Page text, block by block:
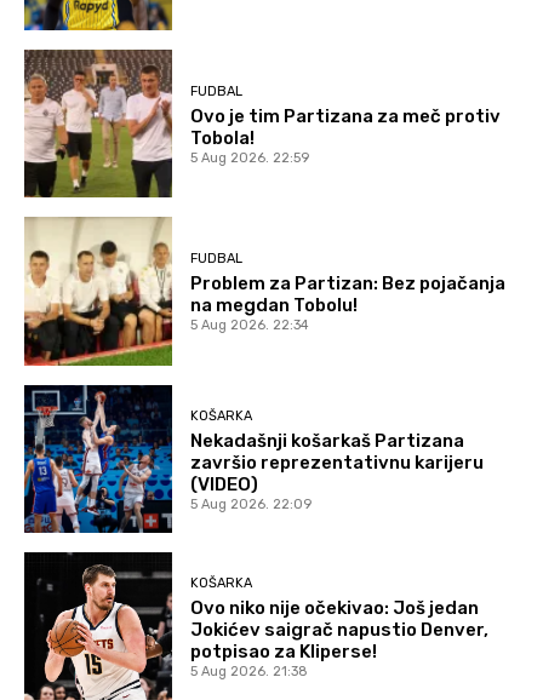
FUDBAL
Ovo je tim Partizana za meč protiv
Tobola!
5 Aug 2026. 22:59
FUDBAL
Problem za Partizan: Bez pojačanja
na megdan Tobolu!
5 Aug 2026. 22:34
KOŠARKA
Nekadašnji košarkaš Partizana
završio reprezentativnu karijeru
(VIDEO)
5 Aug 2026. 22:09
KOŠARKA
Ovo niko nije očekivao: Još jedan
Jokićev saigrač napustio Denver,
potpisao za Kliperse!
5 Aug 2026. 21:38